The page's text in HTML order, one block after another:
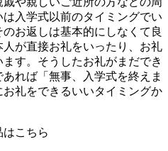
入学式以前のタイミングでい
お返しは基本的にしなくて良
が直接お礼をいったり、お礼
す。そうしたお礼がまだでき
れば「無事、入学式を終えま
礼をできるいいタイミングか
こちら